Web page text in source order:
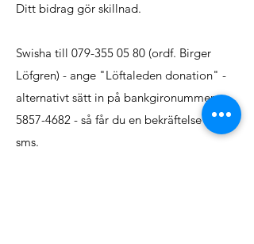
Ditt bidrag gör skillnad.
Swisha till 079-355 05 80 (ordf. Birger
Löfgren) - ange "Löftaleden donation" -
alternativt sätt in på bankgironummer:
5857-4682 - så får du en bekräftelse över
sms.